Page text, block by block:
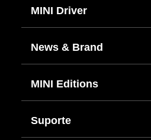
MINI Driver
News & Brand
MINI Editions
Suporte